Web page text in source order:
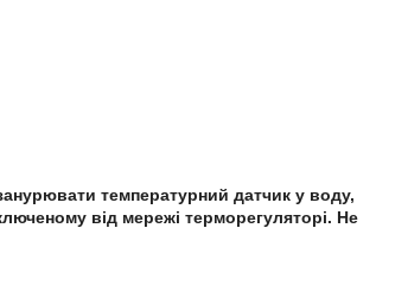
температурний датчик у воду,
від мережі терморегуляторі. Не